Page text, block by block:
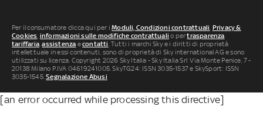
Per il consumatore clicca qui per iModuli, Condizioni contrattuali, Privacy &
Cookies, informazioni sulle modifiche contrattuali o pertrasparenza
tariffaria,assistenza econtatti. Tutti i marchi Sky e i diritti di proprietà
intellettuale in essi contenuti, sono di proprietà di Sky international AG e sono
utilizzati su licenza. Copyright 2026 Sky Italia - Sky Italia Srl Via Monte Penice, 7 -
20138 Milano P.IVA 04619241005. SkyTG24: ISSN 3035-1537 e SkySport: ISSN
3035-1545.Segnalazione Abusi
[an error occurred while processing this directive]